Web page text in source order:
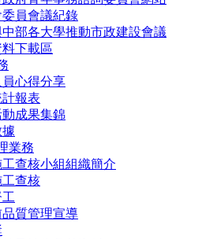
員會議紀錄
部各大學推動市政建設會議
下載區
心得分享
報表
成果集錦
業務
查核小組組織簡介
查核
品質管理宣導